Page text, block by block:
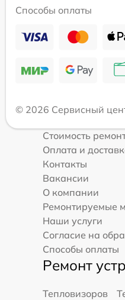
Способы оплаты
© 2026 Сервисный
Стоимость
Оплата и
Контакты
Вакансии
О компании
Ремонтируемые
Наши услуги
Согласие на
Способы оплаты
Ремонт
Тепловизоров